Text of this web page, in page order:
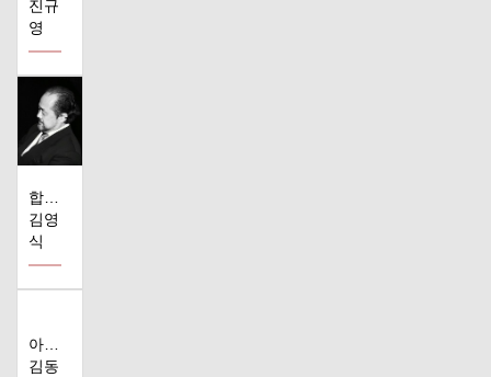
진규
영
합창곡 편곡 다..
김영
식
아버지 도산 안..
김동